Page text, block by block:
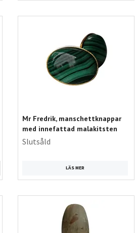
Mr Fredrik, manschettknappar
med innefattad malakitsten
Slutsåld
LÄS MER